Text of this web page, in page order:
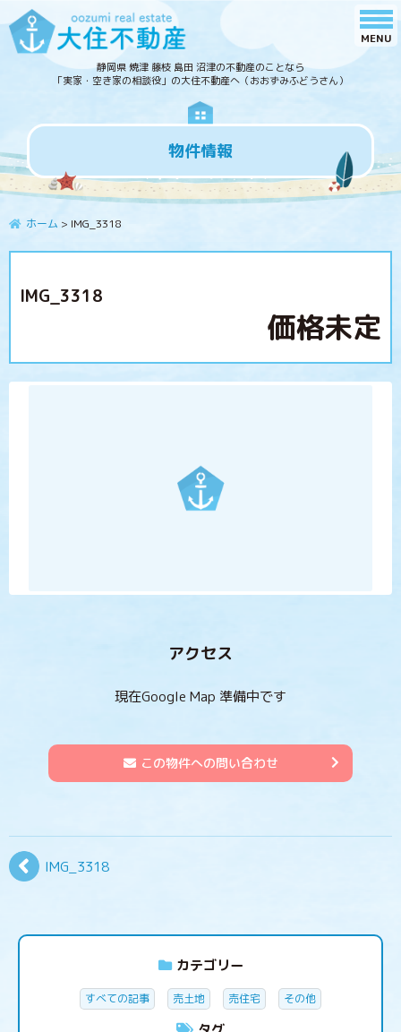
静岡県 焼津 藤枝 島田 沼津の不動産のことなら
「実家・空き家の相談役」の大住不動産へ（おおずみふどうさん）
物件情報
ホーム > IMG_3318
IMG_3318
価格未定
アクセス
現在Google Map 準備中です
この物件への問い合わせ
IMG_3318
カテゴリー
すべての記事 売土地 売住宅 その他